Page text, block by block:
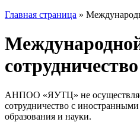
Главная страница »
сотрудничество
АНПОО «ЯУТЦ» не
сотрудничество с
образования и науки.